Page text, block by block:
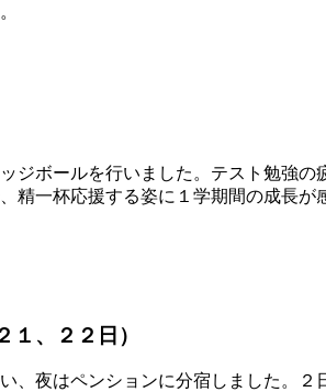
ジボールを行いました。テスト勉強
精一杯応援する姿に１学期間の成長が
、２２日）
、夜はペンションに分宿しました。